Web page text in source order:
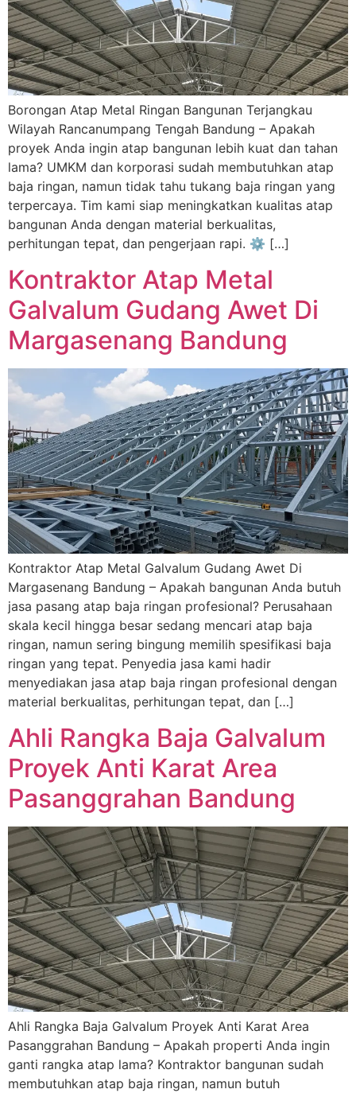
Borongan Atap Metal Ringan Bangunan Terjangkau
Wilayah Rancanumpang Tengah Bandung – Apakah
proyek Anda ingin atap bangunan lebih kuat dan tahan
lama? UMKM dan korporasi sudah membutuhkan atap
baja ringan, namun tidak tahu tukang baja ringan yang
terpercaya. Tim kami siap meningkatkan kualitas atap
bangunan Anda dengan material berkualitas,
perhitungan tepat, dan pengerjaan rapi. ⚙️ […]
Kontraktor Atap Metal
Galvalum Gudang Awet Di
Margasenang Bandung
Kontraktor Atap Metal Galvalum Gudang Awet Di
Margasenang Bandung – Apakah bangunan Anda butuh
jasa pasang atap baja ringan profesional? Perusahaan
skala kecil hingga besar sedang mencari atap baja
ringan, namun sering bingung memilih spesifikasi baja
ringan yang tepat. Penyedia jasa kami hadir
menyediakan jasa atap baja ringan profesional dengan
material berkualitas, perhitungan tepat, dan […]
Ahli Rangka Baja Galvalum
Proyek Anti Karat Area
Pasanggrahan Bandung
Ahli Rangka Baja Galvalum Proyek Anti Karat Area
Pasanggrahan Bandung – Apakah properti Anda ingin
ganti rangka atap lama? Kontraktor bangunan sudah
membutuhkan atap baja ringan, namun butuh